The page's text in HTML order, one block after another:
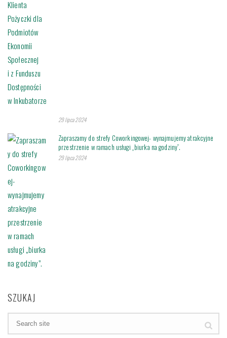
29 lipca 2024
Zapraszamy do strefy Coworkingowej- wynajmujemy atrakcyjne
przestrzenie w ramach usługi „biurka na godziny”.
29 lipca 2024
SZUKAJ